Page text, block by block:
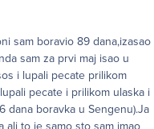
sam boravio 89 dana,izasao
sam za prvi maj isao u
i lupali pecate prilikom
pecate i prilikom ulaska i
dana boravka u Sengenu).Ja
ali to je samo sto sam imao